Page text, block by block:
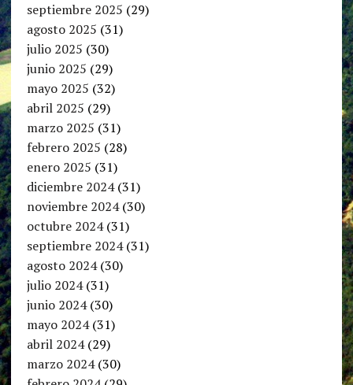
septiembre 2025 (29)
agosto 2025 (31)
julio 2025 (30)
junio 2025 (29)
mayo 2025 (32)
abril 2025 (29)
marzo 2025 (31)
febrero 2025 (28)
enero 2025 (31)
diciembre 2024(31)
noviembre 2024(30)
octubre 2024(31)
septiembre 2024(31)
agosto 2024(30)
julio 2024(31)
junio 2024(30)
mayo 2024(31)
abril 2024(29)
marzo 2024(30)